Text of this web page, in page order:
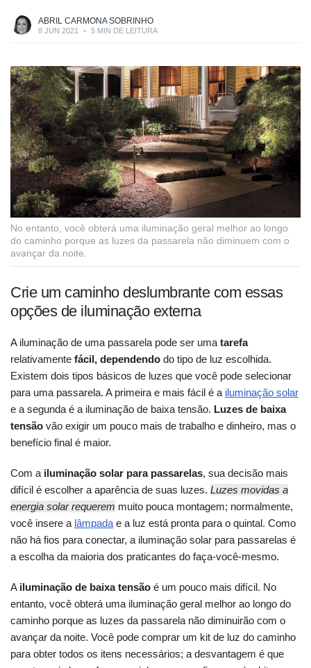
ABRIL CARMONA SOBRINHO
8 JUN 2021 • 5 MIN DE LEITURA
No entanto, você obterá uma iluminação geral melhor ao longo
do caminho porque as luzes da passarela não diminuem com o
avançar da noite.
Crie um caminho deslumbrante com essas
opções de iluminação externa
A iluminação de uma passarela pode ser uma tarefa
relativamente fácil, dependendo do tipo de luz escolhida.
Existem dois tipos básicos de luzes que você pode selecionar
para uma passarela. A primeira e mais fácil é a iluminação solar
e a segunda é a iluminação de baixa tensão. Luzes de baixa
tensão vão exigir um pouco mais de trabalho e dinheiro, mas o
benefício final é maior.
Com a iluminação solar para passarelas, sua decisão mais
difícil é escolher a aparência de suas luzes. Luzes movidas a
energia solar requerem muito pouca montagem; normalmente,
você insere a lâmpada e a luz está pronta para o quintal. Como
não há fios para conectar, a iluminação solar para passarelas é
a escolha da maioria dos praticantes do faça-você-mesmo.
A iluminação de baixa tensão é um pouco mais difícil. No
entanto, você obterá uma iluminação geral melhor ao longo do
caminho porque as luzes da passarela não diminuirão com o
avançar da noite. Você pode comprar um kit de luz do caminho
para obter todos os itens necessários; a desvantagem é que